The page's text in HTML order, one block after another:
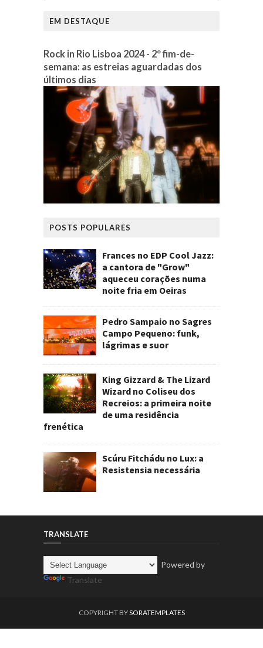
EM DESTAQUE
Rock in Rio Lisboa 2024 - 2º fim-de-
semana: as estreias aguardadas dos
últimos dias
POSTS POPULARES
Frances no EDP Cool Jazz:
a cantora de "Grow"
aqueceu corações numa
noite fria em Oeiras
Pedro Sampaio no Sagres
Campo Pequeno: funk,
lágrimas e suor
King Gizzard & The Lizard
Wizard no Coliseu dos
Recreios: a primeira noite
de uma residência
frenética
Scúru Fitchádu no Lux: a
Resistensia necessária
TRANSLATE
Powered by
Translate
COPYRIGHT BYSORATEMPLATES